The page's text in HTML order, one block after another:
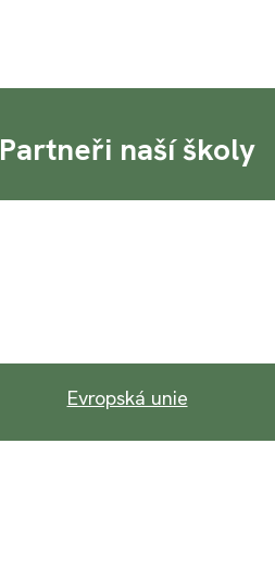
Partneři naší školy
Evropská unie